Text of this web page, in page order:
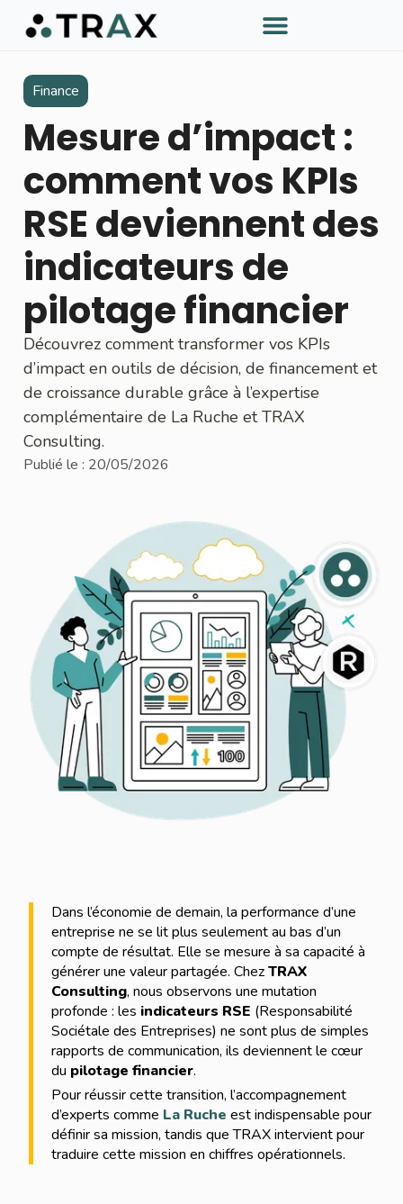
Finance
Mesure d’impact :
comment vos KPIs
RSE deviennent des
indicateurs de
pilotage financier
Découvrez comment transformer vos KPIs
d’impact en outils de décision, de financement et
de croissance durable grâce à l’expertise
complémentaire de La Ruche et TRAX
Consulting.
Publié le : 20/05/2026
Dans l’économie de demain, la performance d’une
entreprise ne se lit plus seulement au bas d’un
compte de résultat. Elle se mesure à sa capacité à
générer une valeur partagée. ChezTRAX
Consulting, nous observons une mutation
profonde : les indicateurs RSE (Responsabilité
Sociétale des Entreprises) ne sont plus de simples
rapports de communication, ils deviennent le cœur
du pilotage financier.
Pour réussir cette transition, l’accompagnement
d’experts comme La Ruche est indispensable pour
définir sa mission, tandis que TRAX intervient pour
traduire cette mission en chiffres opérationnels.